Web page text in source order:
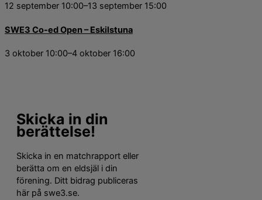
12 september 10:00–13 september 15:00
SWE3 Co-ed Open – Eskilstuna
3 oktober 10:00–4 oktober 16:00
Skicka in din
berättelse!
Skicka in en matchrapport eller
berätta om en eldsjäl i din
förening. Ditt bidrag publiceras
här på swe3.se.